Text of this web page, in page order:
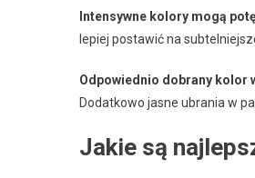
Intensywne kolory mogą
lepiej postawić na
Odpowiednio dobrany kolor
Dodatkowo jasne ubrania w
Jakie są